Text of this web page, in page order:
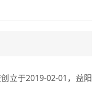
立于2019-02-01，益阳